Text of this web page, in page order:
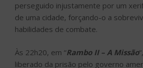
perseguido injustamente por um
de uma cidade, forçando-o a
habilidades de combate.
Às 22h20, em “Rambo II – A Missão
liberado da prisão pelo governo